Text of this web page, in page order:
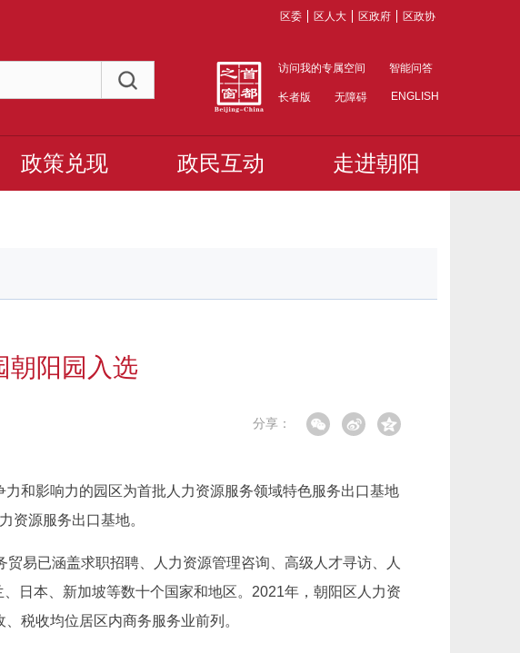
区委 区人大 区政府 区政协
访问我的专属空间 智能问答
长者版 无障碍 ENGLISH
政策兑现 政民互动 走进朝阳
朝阳园入选
分享：
和影响力的园区为首批人力资源服务领域特色服务出口基地
资源服务出口基地。
易已涵盖求职招聘、人力资源管理咨询、高级人才寻访、人
日本、新加坡等数十个国家和地区。2021年，朝阳区人力资
税收均位居区内商务服务业前列。